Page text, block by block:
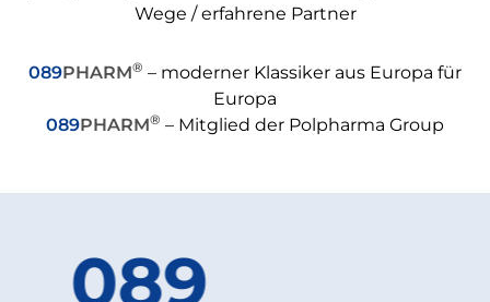
Wege / erfahrene Partner
089PHARM® – moderner Klassiker aus Europa für
Europa
089PHARM® – Mitglied der Polpharma Group